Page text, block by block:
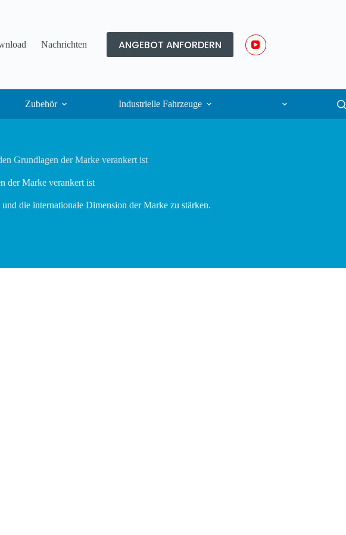
Nachrichten ANGEBOT ANFORDERN
Zubehör Industrielle Fahrzeuge
Grundlagen der Marke verankert ist
der Marke verankert ist
die internationale Dimension der Marke zu stärken.